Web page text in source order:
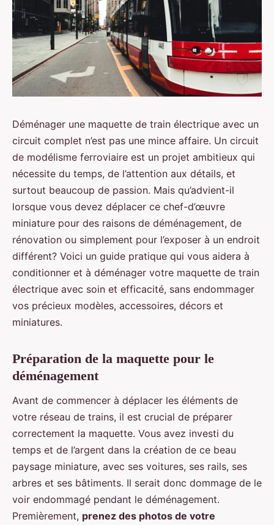
Déménager une maquette de train électrique avec un
circuit complet n’est pas une mince affaire. Un circuit
de modélisme ferroviaire est un projet ambitieux qui
nécessite du temps, de l’attention aux détails, et
surtout beaucoup de passion. Mais qu’advient-il
lorsque vous devez déplacer ce chef-d’œuvre
miniature pour des raisons de déménagement, de
rénovation ou simplement pour l’exposer à un endroit
différent? Voici un guide pratique qui vous aidera à
conditionner et à déménager votre maquette de train
électrique avec soin et efficacité, sans endommager
vos précieux modèles, accessoires, décors et
miniatures.
Préparation de la maquette pour le
déménagement
Avant de commencer à déplacer les éléments de
votre réseau de trains, il est crucial de préparer
correctement la maquette. Vous avez investi du
temps et de l’argent dans la création de ce beau
paysage miniature, avec ses voitures, ses rails, ses
arbres et ses bâtiments. Il serait donc dommage de le
voir endommagé pendant le déménagement.
Premièrement, prenez des photos de votre